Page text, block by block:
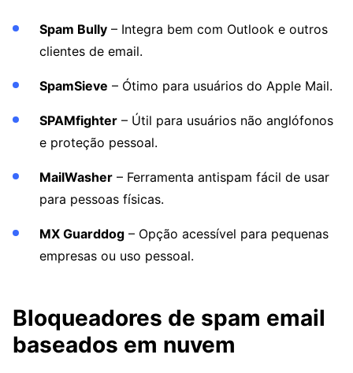
Spam Bully – Integra bem com Outlook e outros
clientes de email.
SpamSieve – Ótimo para usuários do Apple Mail.
SPAMfighter – Útil para usuários não anglófonos
e proteção pessoal.
MailWasher – Ferramenta antispam fácil de usar
para pessoas físicas.
MX Guarddog – Opção acessível para pequenas
empresas ou uso pessoal.
Bloqueadores de spam email
baseados em nuvem